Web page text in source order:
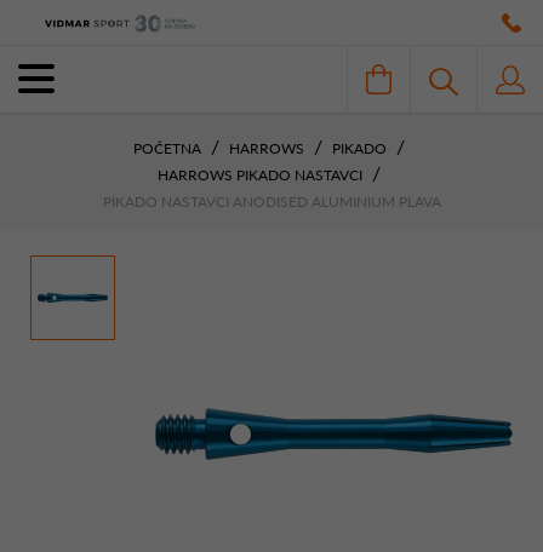
POČETNA HARROWS
PIKADO
HARROWS PIKADO NASTAVCI
PIKADO NASTAVCI ANODISED ALUMINIUM PLAVA